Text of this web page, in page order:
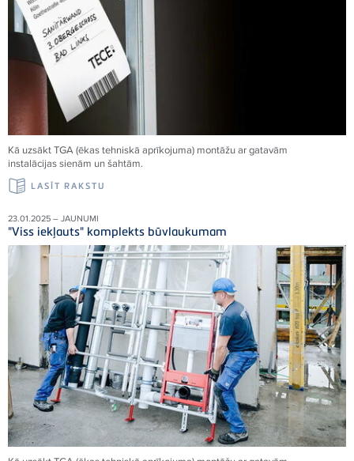
Kā uzsākt TGA (ēkas tehniskā aprīkojuma) montāžu ar gatavām
instalācijas sienām un šahtām.
LASĪT RAKSTU
23.01.2025 – JAUNUMI
"Viss iekļauts" komplekts būvlaukumam